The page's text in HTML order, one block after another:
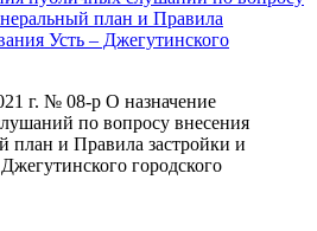
г. № 08-р О назначение
по вопросу внесения
план и Правила застройки и
городского